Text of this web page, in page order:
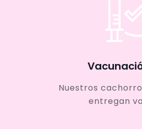
Nuestros
entregan